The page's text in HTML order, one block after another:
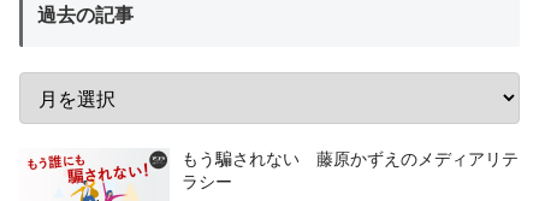
過去の記事
もう騙されない 藤原かずえのメディアリテ
ラシー